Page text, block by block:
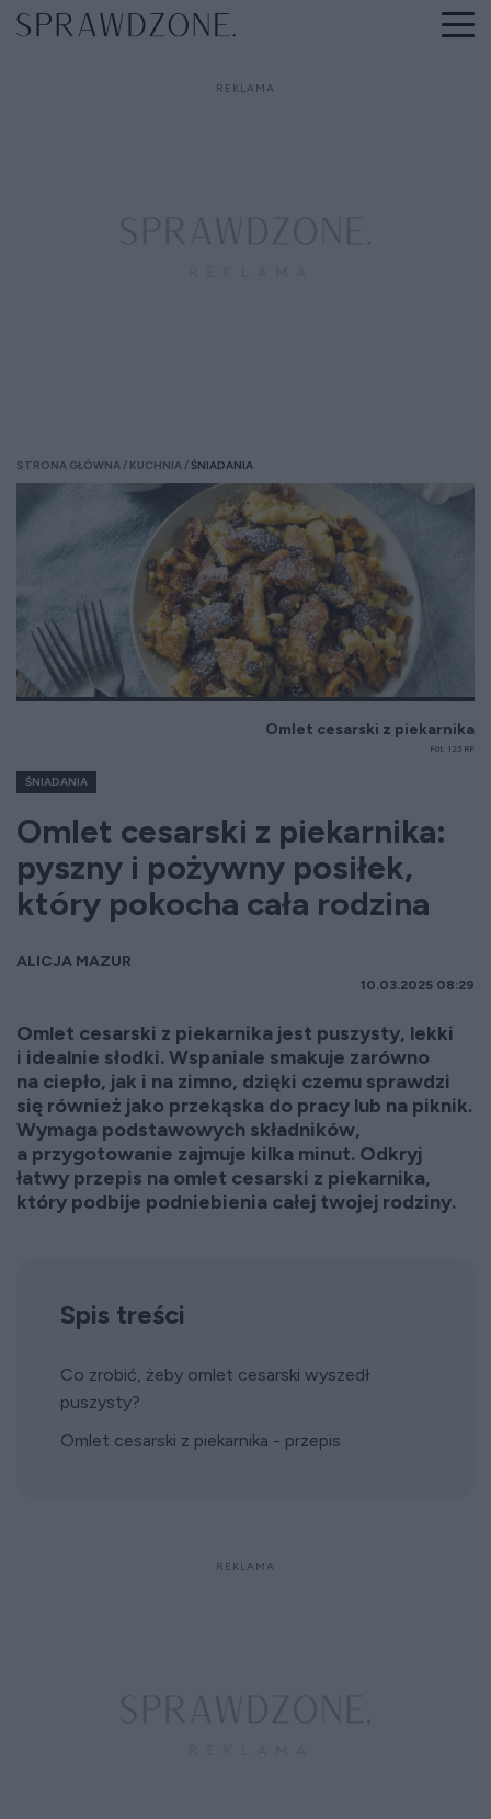
STRONA GŁÓWNA KUCHNIA ŚNIADANIA
Omlet cesarski z piekarnika
Fot. 123 RF
ŚNIADANIA
Omlet cesarski z piekarnika:
pyszny i pożywny posiłek,
który pokocha cała rodzina
ALICJA MAZUR
10.03.2025 08:29
Omlet cesarski z piekarnika jest puszysty, lekki
i idealnie słodki. Wspaniale smakuje zarówno
na ciepło, jak i na zimno, dzięki czemu sprawdzi
się również jako przekąska do pracy lub na piknik.
Wymaga podstawowych składników,
a przygotowanie zajmuje kilka minut. Odkryj
łatwy przepis na omlet cesarski z piekarnika,
który podbije podniebienia całej twojej rodziny.
Spis treści
Co zrobić, żeby omlet cesarski wyszedł
puszysty?
Omlet cesarski z piekarnika - przepis